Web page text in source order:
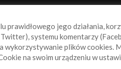
dla wszystkich, którzy
świata żeglarstwa, świata
prawidłowego jego działania,
systemu komentarzy
plików cookies.
na swoim urządzeniu w